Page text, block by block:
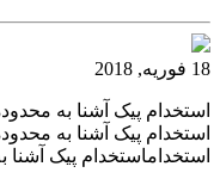
18 فوریه, 2018
استخدام پیک آشنا به
استخدام پیک آشنا به
استخداماستخدام پیک